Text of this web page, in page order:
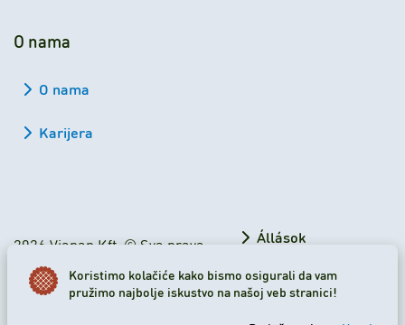
O nama
O nama
Karijera
2026 Viapan Kft. © Sva prava
su zadržana.
Állások
Munkavállalóknak
Koristimo kolačiće kako bismo osigurali da vam
pružimo najbolje iskustvo na našoj veb stranici!